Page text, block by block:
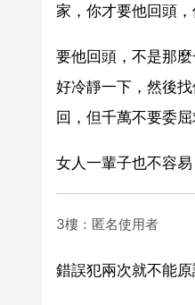
家，你才要他回頭
要他回頭，不是那
好冷靜一下，然後
回，但千萬不要委屈
女人一輩子也不容
3樓：匿名使用者
錯誤犯兩次就不能